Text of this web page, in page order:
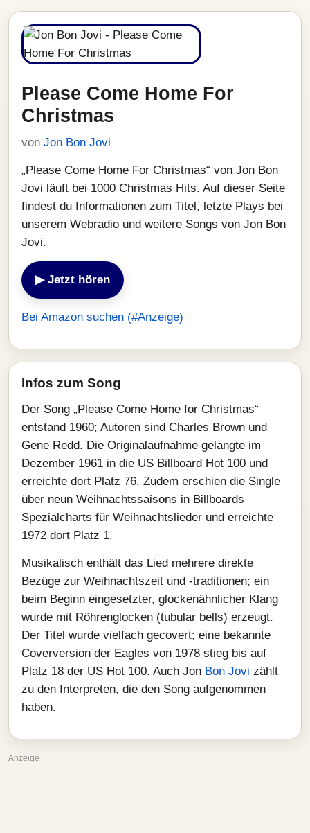
Please Come Home For
Christmas
von Jon Bon Jovi
„Please Come Home For Christmas“ von Jon Bon
Jovi läuft bei 1000 Christmas Hits. Auf dieser Seite
findest du Informationen zum Titel, letzte Plays bei
unserem Webradio und weitere Songs von Jon Bon
Jovi.
▶ Jetzt hören
Bei Amazon suchen (#Anzeige)
Infos zum Song
Der Song „Please Come Home for Christmas“
entstand 1960; Autoren sind Charles Brown und
Gene Redd. Die Originalaufnahme gelangte im
Dezember 1961 in die US Billboard Hot 100 und
erreichte dort Platz 76. Zudem erschien die Single
über neun Weihnachtssaisons in Billboards
Spezialcharts für Weihnachtslieder und erreichte
1972 dort Platz 1.
Musikalisch enthält das Lied mehrere direkte
Bezüge zur Weihnachtszeit und -traditionen; ein
beim Beginn eingesetzter, glockenähnlicher Klang
wurde mit Röhrenglocken (tubular bells) erzeugt.
Der Titel wurde vielfach gecovert; eine bekannte
Coverversion der Eagles von 1978 stieg bis auf
Platz 18 der US Hot 100. Auch Jon Bon Jovi zählt
zu den Interpreten, die den Song aufgenommen
haben.
Anzeige